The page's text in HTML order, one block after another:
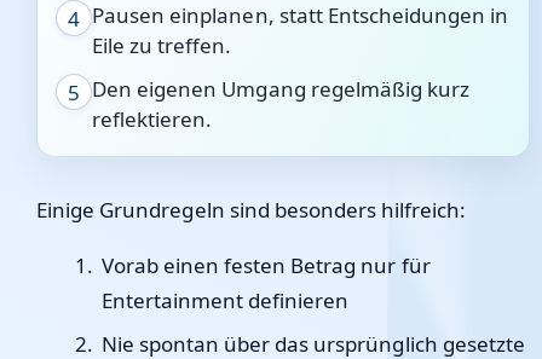
4 Pausen einplanen, statt Entscheidungen in
Eile zu treffen.
5 Den eigenen Umgang regelmäßig kurz
reflektieren.
Einige Grundregeln sind besonders hilfreich:
Vorab einen festen Betrag nur für
Entertainment definieren
Nie spontan über das ursprünglich gesetzte